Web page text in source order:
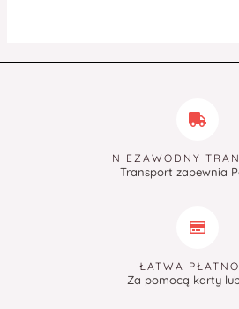
NIEZAWODNY
Transport zapewnia
ŁATWA
Za pomocą karty